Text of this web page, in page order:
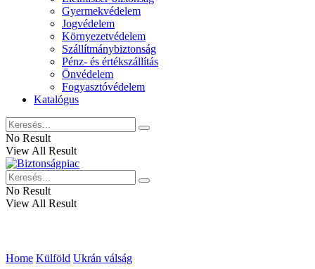
Gyermekvédelem
Jogvédelem
Környezetvédelem
Szállítmánybiztonság
Pénz- és értékszállítás
Önvédelem
Fogyasztóvédelem
Katalógus
No Result
View All Result
No Result
View All Result
Home Külföld Ukrán válság